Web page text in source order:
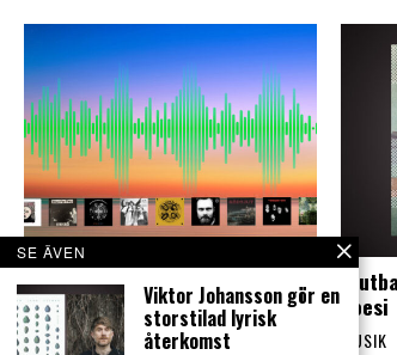
Kangas klanger: Punk, psych
och synth i Göteborg
MUSIK
poesi
MUSIK
SE ÄVEN
Viktor Johansson gör en
storstilad lyrisk
återkomst